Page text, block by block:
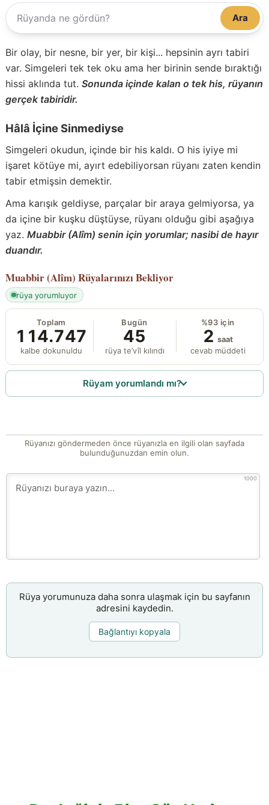
Ara
Bir olay, bir nesne, bir yer, bir kişi... hepsinin ayrı tabiri
var. Simgeleri tek tek oku ama her birinin sende bıraktığı
hissi aklında tut. Sonunda içinde kalan o tek his, rüyanın
gerçek tabiridir.
Hâlâ İçine Sinmediyse
Simgeleri okudun, içinde bir his kaldı. O his iyiye mi
işaret kötüye mi, ayırt edebiliyorsan rüyanı zaten kendin
tabir etmişsin demektir.
Ama karışık geldiyse, parçalar bir araya gelmiyorsa, ya
da içine bir kuşku düştüyse, rüyanı olduğu gibi aşağıya
yaz. Muabbir (Alîm) senin için yorumlar; nasibi de hayır
duandır.
Muabbir (Alîm) Rüyalarınızı Bekliyor
rüya yorumluyor
Toplam
114.747
kalbe dokunuldu
Bugün
45
rüya te’vîl kılındı
%93 için
2 saat
cevab müddeti
Rüyam yorumlandı mı?
Rüyanızı göndermeden önce rüyanızla en ilgili olan sayfada
bulunduğunuzdan emin olun.
1000
Rüya yorumunuza daha sonra ulaşmak için bu sayfanın
adresini kaydedin.
Bağlantıyı kopyala